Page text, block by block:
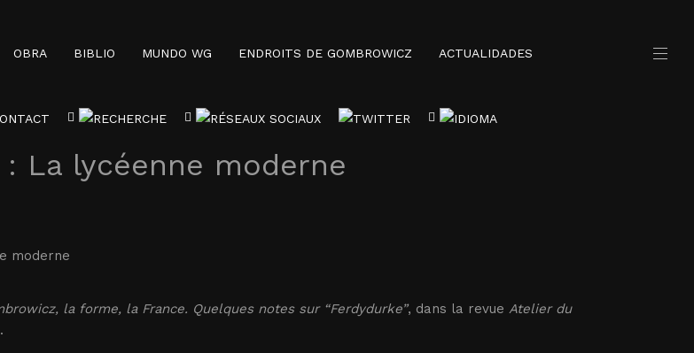
OBRA BIBLIO MUNDO WG ENDROITS DE GOMBROWICZ ACTUALIDADES
La lycéenne moderne
moderne
la forme, la France. Quelques notes sur “Ferdydurke”, dans la revue Atelier du